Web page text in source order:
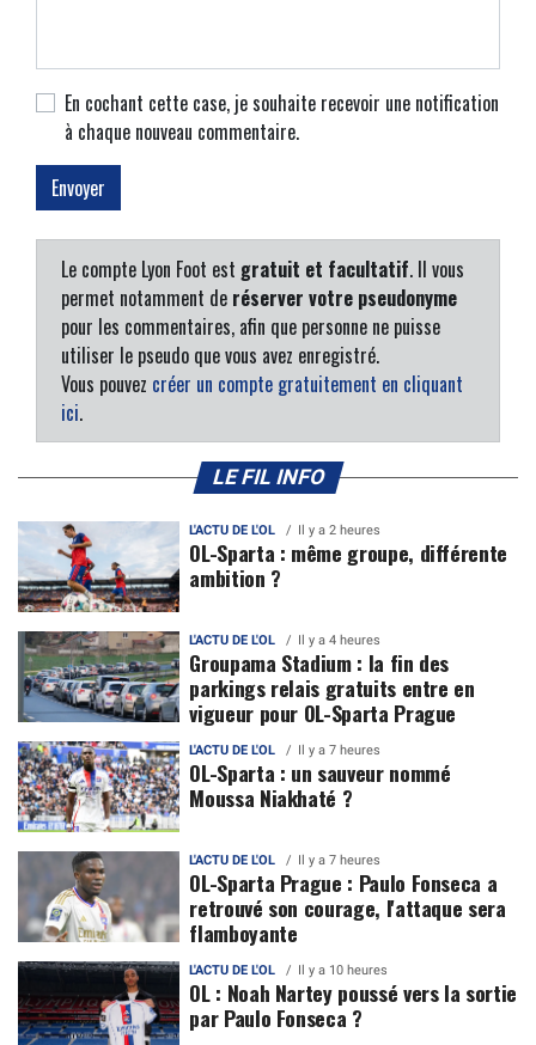
En cochant cette case, je souhaite recevoir une notification
à chaque nouveau commentaire.
Le compte Lyon Foot est gratuit et facultatif. Il vous
permet notamment de réserver votre pseudonyme
pour les commentaires, afin que personne ne puisse
utiliser le pseudo que vous avez enregistré.
Vous pouvez créer un compte gratuitement en cliquant
ici.
LE FIL INFO
L'ACTU DE L'OL Il y a 2 heures
OL-Sparta : même groupe, différente
ambition ?
L'ACTU DE L'OL Il y a 4 heures
Groupama Stadium : la fin des
parkings relais gratuits entre en
vigueur pour OL-Sparta Prague
L'ACTU DE L'OL Il y a 7 heures
OL-Sparta : un sauveur nommé
Moussa Niakhaté ?
L'ACTU DE L'OL Il y a 7 heures
OL-Sparta Prague : Paulo Fonseca a
retrouvé son courage, l'attaque sera
flamboyante
L'ACTU DE L'OL Il y a 10 heures
OL : Noah Nartey poussé vers la sortie
par Paulo Fonseca ?